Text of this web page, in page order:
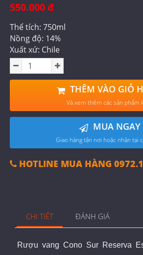
550.000 đ
Thể tích: 750ml
Nồng độ: 14%
Xuất xứ: Chile
THÊM VÀO GIỎ
Và xem thêm các sản phẩm
MUA NGAY
Giao hàng tận nơi hoặc nhận tại
HOTLINE MUA HÀNG
CHI TIẾT ĐÁNH GIÁ
Rượu vang Cono Sur Reserva